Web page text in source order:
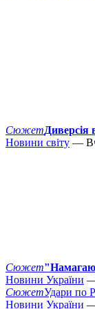
СюжетДиверсія
Новини світу —
Сюжет
Новини України —
СюжетУдари по
Новини України —